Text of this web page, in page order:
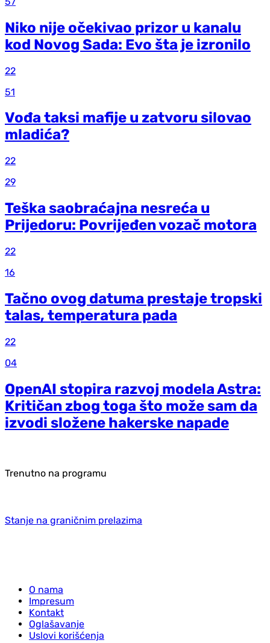
Niko nije očekivao prizor u kanalu
kod Novog Sada: Evo šta je izronilo
22
51
Vođa taksi mafije u zatvoru silovao
mladića?
22
29
Teška saobraćajna nesreća u
Prijedoru: Povrijeđen vozač motora
22
16
Tačno ovog datuma prestaje tropski
talas, temperatura pada
22
04
OpenAI stopira razvoj modela Astra:
Kritičan zbog toga što može sam da
izvodi složene hakerske napade
Trenutno na programu
Stanje na graničnim prelazima
O nama
Impresum
Kontakt
Oglašavanje
Uslovi korišćenja